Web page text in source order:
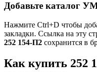
Добавьте каталог
Нажмите Ctrl+D чтобы
закладки. Ссылка на эту
252 154-П2 сохранится в
Как купить 252